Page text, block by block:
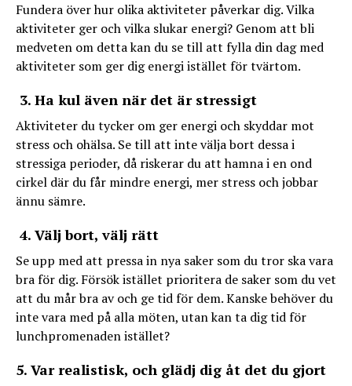
Fundera över hur olika aktiviteter påverkar dig. Vilka
aktiviteter ger och vilka slukar energi? Genom att bli
medveten om detta kan du se till att fylla din dag med
aktiviteter som ger dig energi istället för tvärtom.
3. Ha kul även när det är stressigt
Aktiviteter du tycker om ger energi och skyddar mot
stress och ohälsa. Se till att inte välja bort dessa i
stressiga perioder, då riskerar du att hamna i en ond
cirkel där du får mindre energi, mer stress och jobbar
ännu sämre.
4. Välj bort, välj rätt
Se upp med att pressa in nya saker som du tror ska vara
bra för dig. Försök istället prioritera de saker som du vet
att du mår bra av och ge tid för dem. Kanske behöver du
inte vara med på alla möten, utan kan ta dig tid för
lunchpromenaden istället?
5. Var realistisk, och glädj dig åt det du gjort